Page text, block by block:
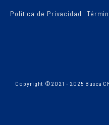
Política de Privacidad
Copyright ©2021 - 2025 Busca